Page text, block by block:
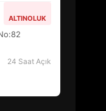
ALTINOLUK
24 Saat Açık
YENİ
GÖZLER